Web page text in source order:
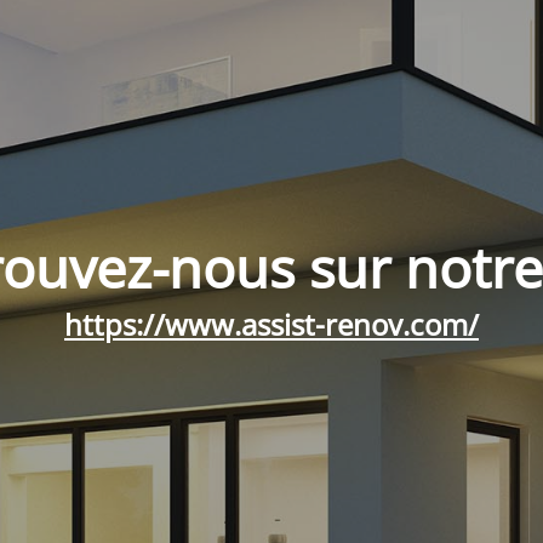
nous sur
https://www.assist-renov.com/